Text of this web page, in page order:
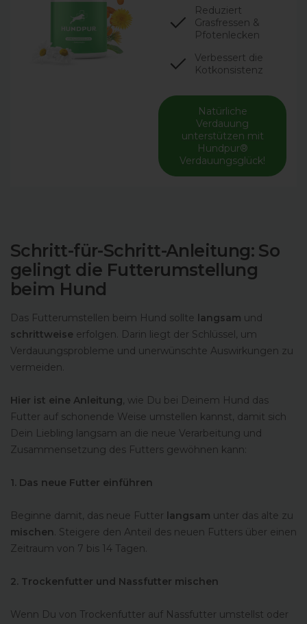
Reduziert
Grasfressen &
Pfotenlecken
Verbessert die
Kotkonsistenz
Natürliche
Verdauung
unterstützen mit
Hundpur®
Verdauungsglück!
Schritt-für-Schritt-Anleitung: So
gelingt die Futterumstellung
beim Hund
Das Futterumstellen beim Hund sollte langsam und
schrittweise erfolgen. Darin liegt der Schlüssel, um
Verdauungsprobleme und unerwünschte Auswirkungen zu
vermeiden.
Hier ist eine Anleitung, wie Du bei Deinem Hund das
Futter auf schonende Weise umstellen kannst, damit sich
Dein Liebling langsam an die neue Verarbeitung und
Zusammensetzung des Futters gewöhnen kann:
1. Das neue Futter einführen
Beginne damit, das neue Futter langsam unter das alte zu
mischen. Steigere den Anteil des neuen Futters über einen
Zeitraum von 7 bis 14 Tagen.
2. Trockenfutter und Nassfutter mischen
Wenn Du von Trockenfutter auf Nassfutter umstellst oder